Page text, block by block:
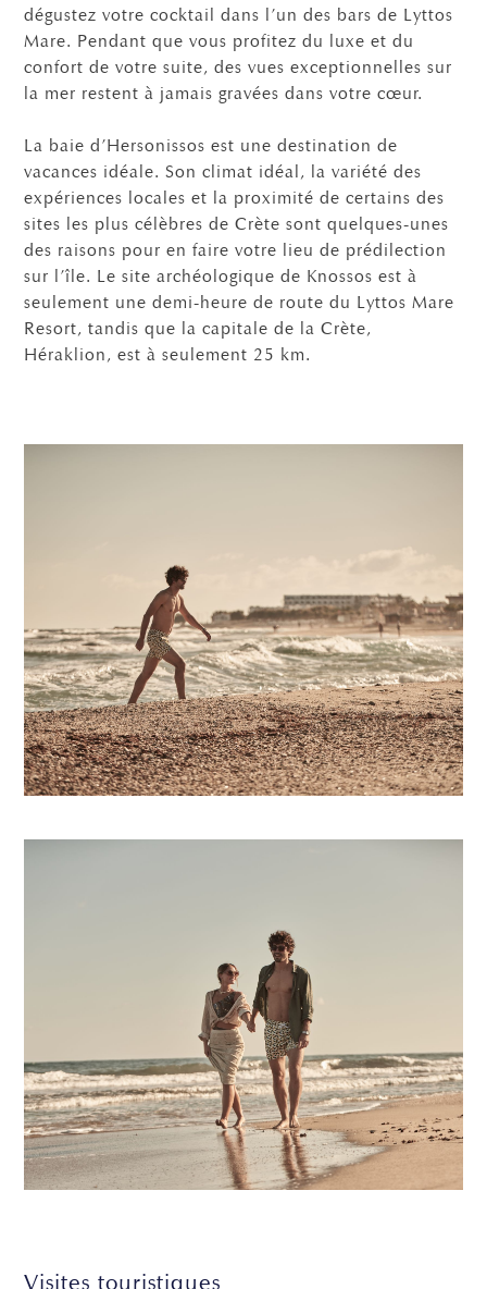
dégustez votre cocktail dans l’un des bars de Lyttos
Mare. Pendant que vous profitez du luxe et du
confort de votre suite, des vues exceptionnelles sur
la mer restent à jamais gravées dans votre cœur.
La baie d’Hersonissos est une destination de
vacances idéale. Son climat idéal, la variété des
expériences locales et la proximité de certains des
sites les plus célèbres de Crète sont quelques-unes
des raisons pour en faire votre lieu de prédilection
sur l’île. Le site archéologique de Knossos est à
seulement une demi-heure de route du Lyttos Mare
Resort, tandis que la capitale de la Crète,
Héraklion, est à seulement 25 km.
Visites touristiques